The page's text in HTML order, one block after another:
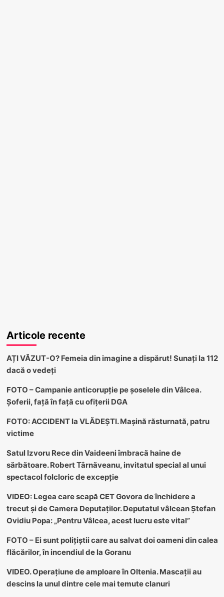
Articole recente
AȚI VĂZUT-O? Femeia din imagine a dispărut! Sunați la 112
dacă o vedeți
FOTO – Campanie anticorupție pe șoselele din Vâlcea.
Șoferii, față în față cu ofițerii DGA
FOTO: ACCIDENT la VLĂDEȘTI. Mașină răsturnată, patru
victime
Satul Izvoru Rece din Vaideeni îmbracă haine de
sărbătoare. Robert Târnăveanu, invitatul special al unui
spectacol folcloric de excepție
VIDEO: Legea care scapă CET Govora de închidere a
trecut și de Camera Deputaților. Deputatul vâlcean Ștefan
Ovidiu Popa: „Pentru Vâlcea, acest lucru este vital”
FOTO – Ei sunt polițiștii care au salvat doi oameni din calea
flăcărilor, în incendiul de la Goranu
VIDEO. Operațiune de amploare în Oltenia. Mascații au
descins la unul dintre cele mai temute clanuri